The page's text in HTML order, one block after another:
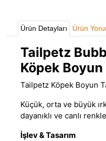
Ürün Detayları Ürün
Tailpetz
Köpek Boyun
Tailpetz Köpek Boyun
Küçük, orta ve büyük
dayanıklı ve canlı
İşlev & Tasarım